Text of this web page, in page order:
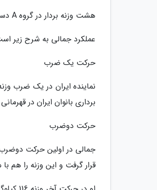
هشت وزنه بردار در گروه A دسته 87 کیلوگرم به رقابت پرداختند.
عملکرد جمالی به شرح زیر
حرکت یک ضرب
برداری بانوان ایران در
حرکت دوضرب
قرار گرفت و این وزنه را هم